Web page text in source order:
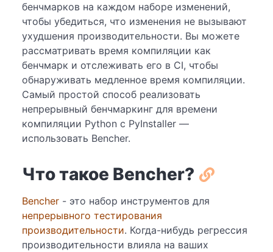
бенчмарков на каждом наборе изменений,
чтобы убедиться, что изменения не вызывают
ухудшения производительности. Вы можете
рассматривать время компиляции как
бенчмарк и отслеживать его в CI, чтобы
обнаруживать медленное время компиляции.
Самый простой способ реализовать
непрерывный бенчмаркинг для времени
компиляции Python с PyInstaller —
использовать Bencher.
Что такое Bencher?
Bencher - это набор инструментов для
непрерывного тестирования
производительности. Когда-нибудь регрессия
производительности влияла на ваших